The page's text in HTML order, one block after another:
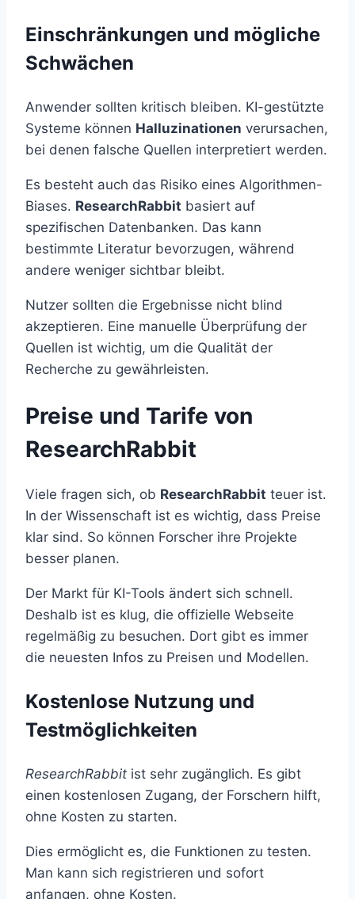
Einschränkungen und mögliche
Schwächen
Anwender sollten kritisch bleiben. KI-gestützte
Systeme können Halluzinationen verursachen,
bei denen falsche Quellen interpretiert werden.
Es besteht auch das Risiko eines Algorithmen-
Biases. ResearchRabbit basiert auf
spezifischen Datenbanken. Das kann
bestimmte Literatur bevorzugen, während
andere weniger sichtbar bleibt.
Nutzer sollten die Ergebnisse nicht blind
akzeptieren. Eine manuelle Überprüfung der
Quellen ist wichtig, um die Qualität der
Recherche zu gewährleisten.
Preise und Tarife von
ResearchRabbit
Viele fragen sich, ob ResearchRabbit teuer ist.
In der Wissenschaft ist es wichtig, dass Preise
klar sind. So können Forscher ihre Projekte
besser planen.
Der Markt für KI-Tools ändert sich schnell.
Deshalb ist es klug, die offizielle Webseite
regelmäßig zu besuchen. Dort gibt es immer
die neuesten Infos zu Preisen und Modellen.
Kostenlose Nutzung und
Testmöglichkeiten
ResearchRabbit ist sehr zugänglich. Es gibt
einen kostenlosen Zugang, der Forschern hilft,
ohne Kosten zu starten.
Dies ermöglicht es, die Funktionen zu testen.
Man kann sich registrieren und sofort
anfangen, ohne Kosten.